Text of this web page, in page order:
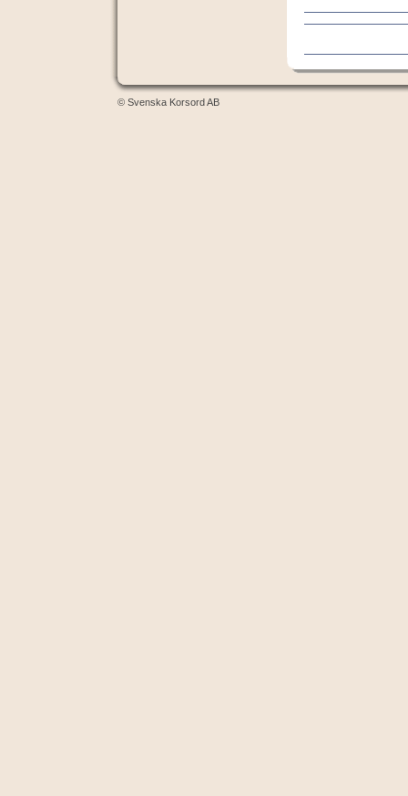
© Svenska Korsord AB